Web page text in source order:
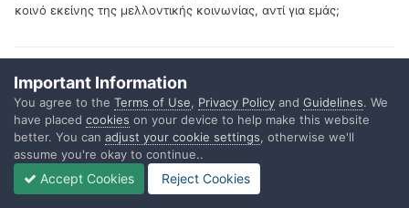
κοινό εκείνης της μελλοντικής κοινωνίας, αντί για εμάς;
Guest old#2065
PostedSeptember 25, 2011
Important Information
You agree to the Terms of Use, Privacy Policy and Guidelines. We
have placed cookies on your device to help make this website
better. You can adjust your cookie settings, otherwise we'll
assume you're okay to continue..
Accept Cookies Reject Cookies